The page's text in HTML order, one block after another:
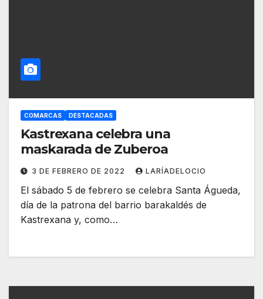
COMARCAS DESTACADAS
Kastrexana celebra una
maskarada de Zuberoa
3 DE FEBRERO DE 2022 LARÍADELOCIO
El sábado 5 de febrero se celebra Santa Águeda,
día de la patrona del barrio barakaldés de
Kastrexana y, como…